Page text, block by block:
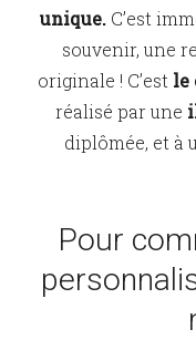
unique. C’est
souvenir, une
originale ! C’est le
réalisé par une
diplômée, et à
Pour